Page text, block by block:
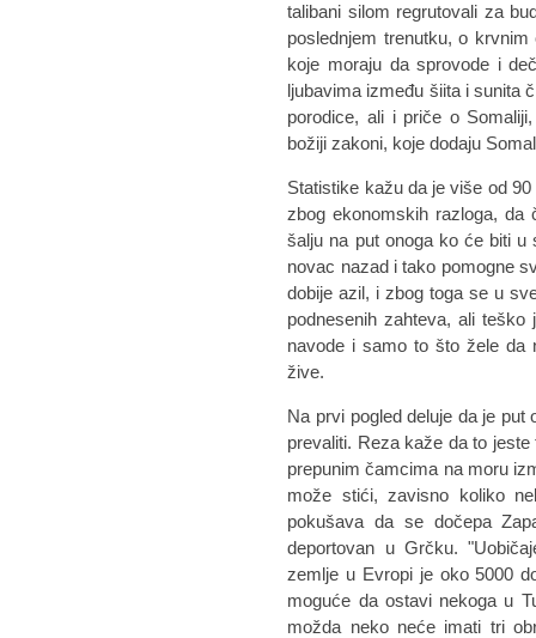
talibani silom regrutovali za
poslednjem trenutku, o
koje moraju da sprovode i
ljubavima između šiita i sunita
porodice, ali i priče o
božiji zakoni, koje dodaju
Statistike kažu da je više od
zbog ekonomskih razloga, da
šalju na put onoga ko će biti u
novac nazad i tako pomogne
dobije azil, i zbog toga se u
podnesenih zahteva, ali
navode i samo to što žele da
žive.
Na prvi pogled deluje da je put
prevaliti. Reza kaže da to
prepunim čamcima na moru
može stići, zavisno koliko
pokušava da se dočepa
deportovan u Grčku.
zemlje u Evropi je oko 5000
moguće da ostavi nekoga u
možda neko neće imati tri